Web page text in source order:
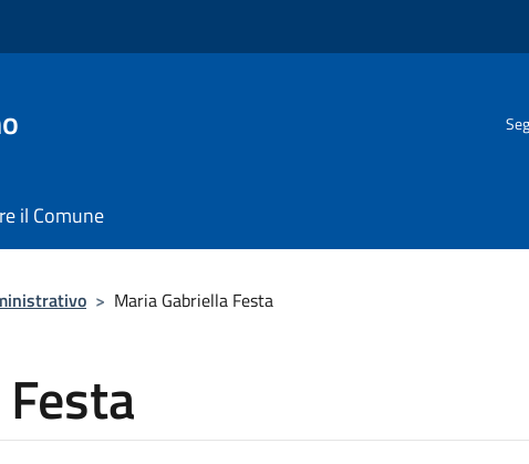
il Comune
> Maria Gabriella Festa